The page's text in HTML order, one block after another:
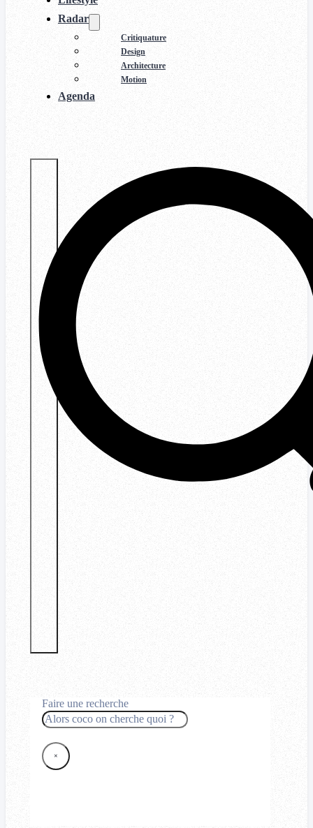
Radar
Critiquature
Design
Architecture
Motion
Agenda
Faire une recherche
Rechercher
×